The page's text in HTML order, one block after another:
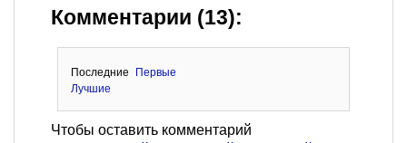
Комментарии (13):
Последние
Первые
Лучшие
Чтобы оставить комментарий